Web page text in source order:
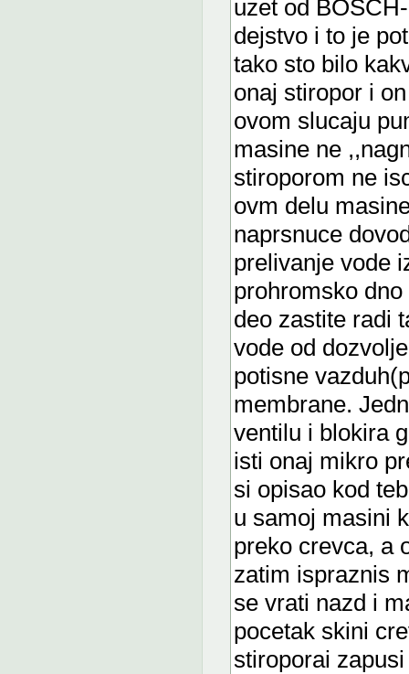
uzet od
dejstvo i to je
tako sto bilo
onaj stiropor i
ovom slucaju
masine ne
stiroporom ne
ovm delu
naprsnuce
prelivanje vode
prohromsko
deo zastite radi
vode od
potisne
membrane.
ventilu i blokira
isti onaj mikro
si opisao kod
u samoj masini
preko crevca, a
zatim ispraznis
se vrati nazd i
pocetak skini
stiroporai